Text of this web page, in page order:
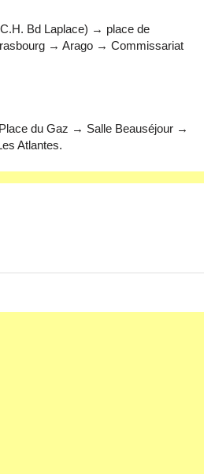
Bd Laplace) → place de
→ Arago → Commissariat
du Gaz → Salle Beauséjour →
Atlantes.